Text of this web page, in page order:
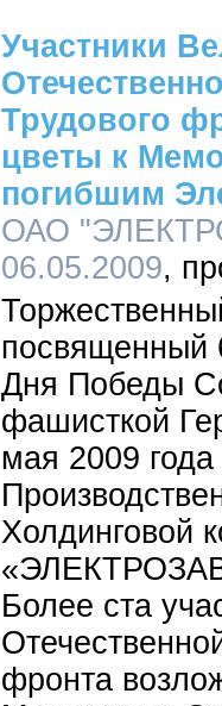
Участники
Трудового
цветы к
погибшим
ОАО
06.05.2009
посвященный
Дня Победы
фашисткой
мая 2009
Холдинговой
Более ста
фронта